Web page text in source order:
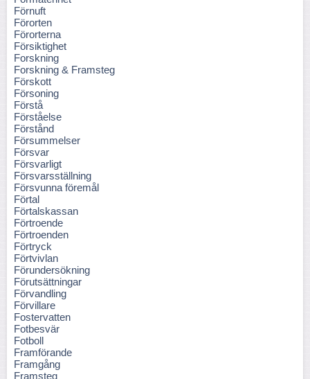
Förnuft
Förorten
Förorterna
Försiktighet
Forskning
Forskning & Framsteg
Förskott
Försoning
Förstå
Förståelse
Förstånd
Försummelser
Försvar
Försvarligt
Försvarsställning
Försvunna föremål
Förtal
Förtalskassan
Förtroende
Förtroenden
Förtryck
Förtvivlan
Förundersökning
Förutsättningar
Förvandling
Förvillare
Fostervatten
Fotbesvär
Fotboll
Framförande
Framgång
Framsteg